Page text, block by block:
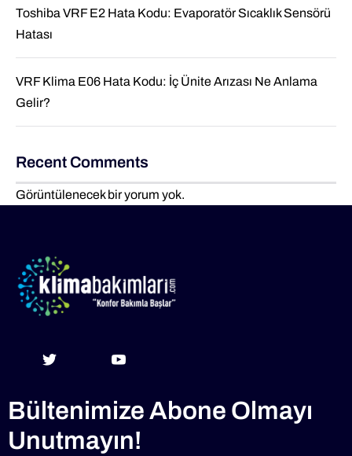
Toshiba VRF E2 Hata Kodu: Evaporatör Sıcaklık Sensörü
Hatası
VRF Klima E06 Hata Kodu: İç Ünite Arızası Ne Anlama
Gelir?
Recent Comments
Görüntülenecek bir yorum yok.
Bültenimize Abone Olmayı
Unutmayın!